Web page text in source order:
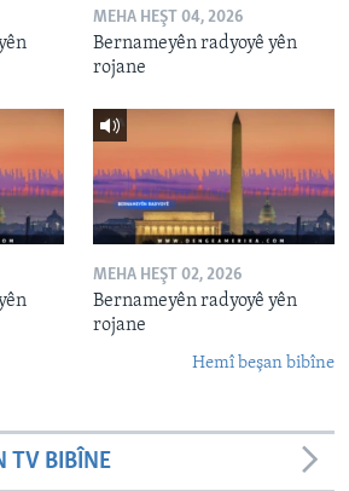
MEHA HEŞT 04, 2026
Bernameyên radyoyê yên
rojane
MEHA HEŞT 02, 2026
Bernameyên radyoyê yên
rojane
Hemî beşan bibîne
TV BIBÎNE